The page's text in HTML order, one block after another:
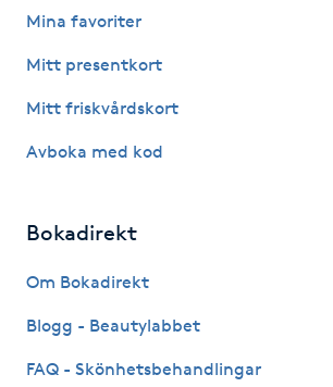
Hyperhidros
Hypnos
Hårbottenbehandling
Hårvård
Mina favoriter
Mitt presentkort
Mitt friskvårdskort
Avboka med kod
Bokadirekt
Om Bokadirekt
Blogg - Beautylabbet
FAQ - Skönhetsbehandlingar